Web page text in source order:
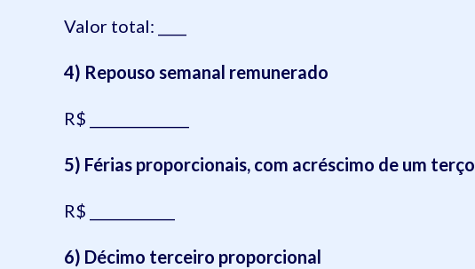
Valor total: ____
4) Repouso semanal remunerado
R$ ______________
5) Férias proporcionais, com acréscimo de um terço
R$ ____________
6) Décimo terceiro proporcional